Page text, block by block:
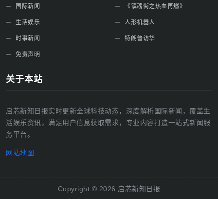
国际新闻
生活娱乐
时事新闻
免责声明
《镇魂街之热血再燃》
人形机器人
特朗普访华
关于本站
启芯新知日报实时更新全球科技动态，深度解析国际新闻，覆盖生
活娱乐资讯，满足用户信息获取需求，专业内容打造一站式新闻服
务平台。
网站地图
Copyright © 2026 启芯新知日报